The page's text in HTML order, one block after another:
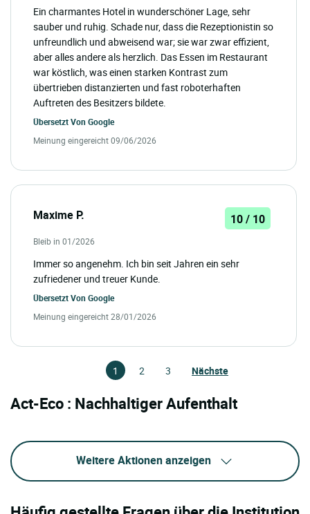
Ein charmantes Hotel in wunderschöner Lage, sehr
sauber und ruhig. Schade nur, dass die Rezeptionistin so
unfreundlich und abweisend war; sie war zwar effizient,
aber alles andere als herzlich. Das Essen im Restaurant
war köstlich, was einen starken Kontrast zum
übertrieben distanzierten und fast roboterhaften
Auftreten des Besitzers bildete.
Übersetzt Von Google
Meinung eingereicht 09/06/2026
Maxime P. 10 / 10
Bleib in 01/2026
Immer so angenehm. Ich bin seit Jahren ein sehr
zufriedener und treuer Kunde.
Übersetzt Von Google
Meinung eingereicht 28/01/2026
1 2 3 Nächste
Act-Eco : Nachhaltiger Aufenthalt
Weitere Aktionen anzeigen